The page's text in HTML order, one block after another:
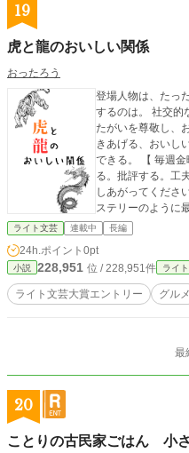
19
虎と龍のおいしい関係
おったろう
登場人物は、たっ
するのは。 社交的
たがいを尊敬し、
きあげる、おいし
できる。 【 毎週金曜日更新 】 カクテル、料理を作る。食べ
る。批評する。工
しあがってください。 カクテルと料理の味わいの秘
ステリーのように最後に明
の私たち」準大賞
レポお料理ヒュー
さい。
ライト文芸 連載中 長編
24h.ポイント 0pt
小説 228,951 位 / 228,951件 ライ
ライト文芸大賞エントリー グルメ
最
20
ことりの古民家ごはん 小